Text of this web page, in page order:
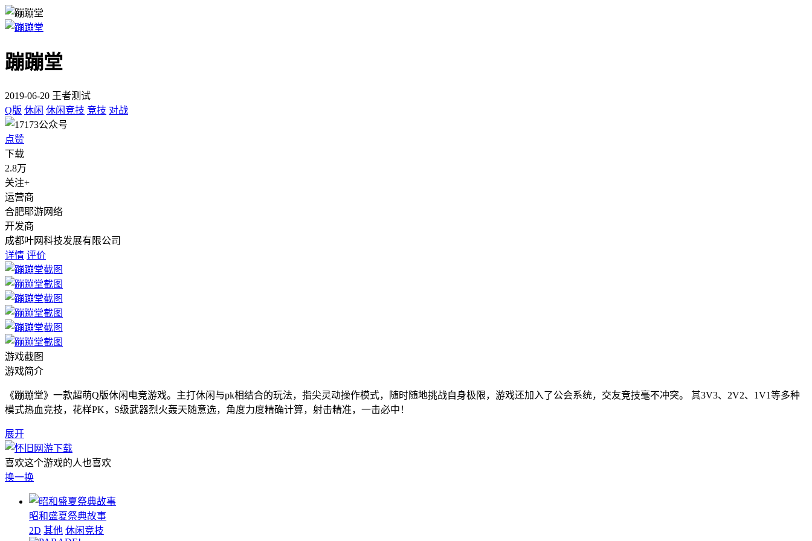
蹦蹦堂
2019-06-20 王者测试
Q版 休闲 休闲竞技 竞技 对战
点赞
下载
2.8万
关注+
运营商
合肥耶游网络
开发商
成都叶网科技发展有限公司
详情 评价
游戏截图
游戏简介
《蹦蹦堂》一款超萌Q版休闲电竞游戏。主打休闲与pk相结合的玩法，指尖灵动操作模式，随时随地挑战自身极限，游戏还加入了公会系统，交友竞技毫不冲突。 其3V3、2V2、1V1等多种
模式热血竞技，花样PK，S级武器烈火轰天随意选，角度力度精确计算，射击精准，一击必中！
展开
喜欢这个游戏的人也喜欢
换一换
昭和盛夏祭典故事
2D 其他 休闲竞技